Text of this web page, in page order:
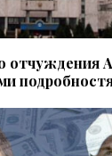
отчуждения